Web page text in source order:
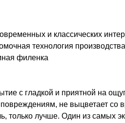
и классических
технология
филенка
c гладкой и приятной на
не выцветает со
только лучше. Один из самых